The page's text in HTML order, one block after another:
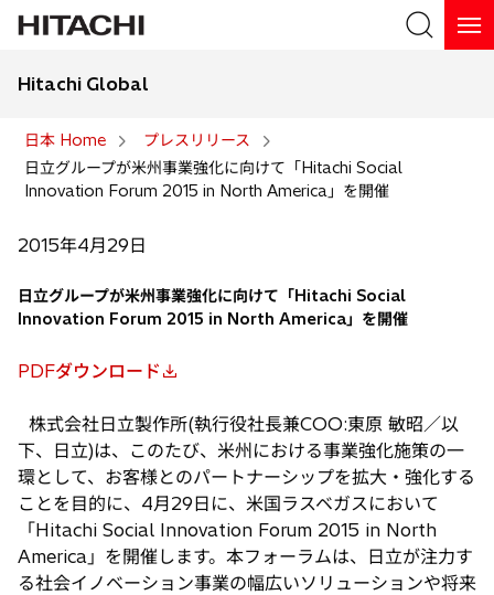
Hitachi Global
日本 Home
プレスリリース
日立グループが米州事業強化に向けて「Hitachi Social
Innovation Forum 2015 in North America」を開催
2015年4月29日
日立グループが米州事業強化に向けて「Hitachi Social
Innovation Forum 2015 in North America」を開催
PDFダウンロード
新
い
タ
ブ
で
く
株式会社日立製作所(執行役社長兼COO:東原 敏昭／以
下、日立)は、このたび、米州における事業強化施策の一
環として、お客様とのパートナーシップを拡大・強化する
ことを目的に、4月29日に、米国ラスベガスにおいて
「Hitachi Social Innovation Forum 2015 in North
America」を開催します。本フォーラムは、日立が注力す
る社会イノベーション事業の幅広いソリューションや将来